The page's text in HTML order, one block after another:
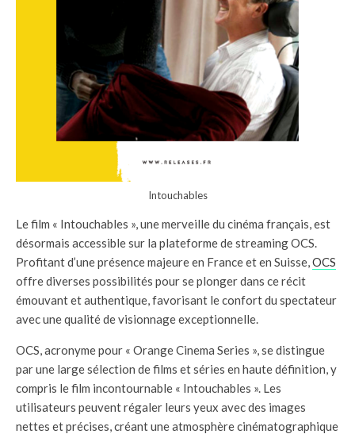
Intouchables
Le film « Intouchables », une merveille du cinéma français, est
désormais accessible sur la plateforme de streaming OCS.
Profitant d’une présence majeure en France et en Suisse,OCS
offre diverses possibilités pour se plonger dans ce récit
émouvant et authentique, favorisant le confort du spectateur
avec une qualité de visionnage exceptionnelle.
OCS, acronyme pour « Orange Cinema Series », se distingue
par une large sélection de films et séries en haute définition, y
compris le film incontournable « Intouchables ». Les
utilisateurs peuvent régaler leurs yeux avec des images
nettes et précises, créant une atmosphère cinématographique